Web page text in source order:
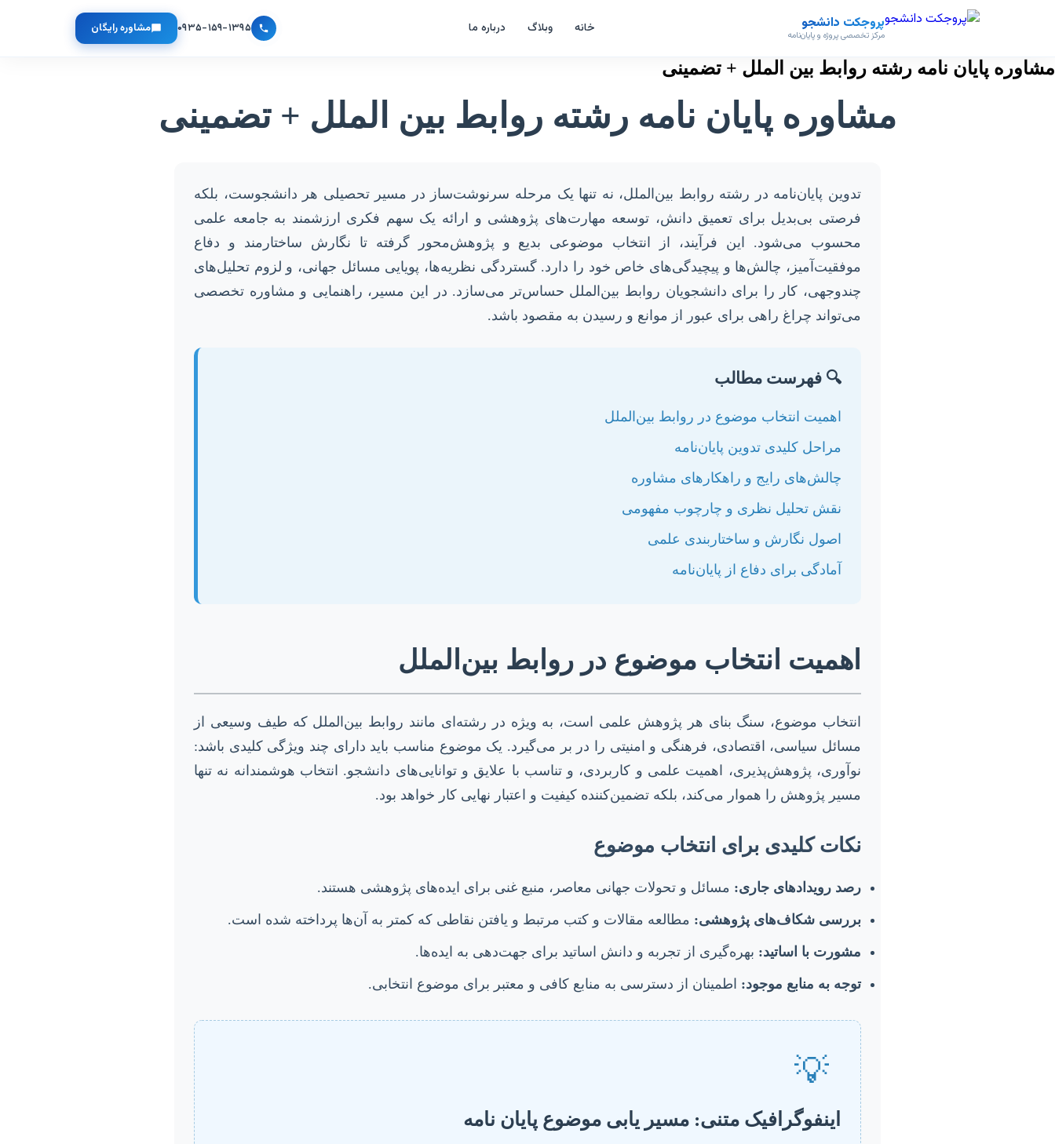
پروجکت دانشجو
مرکز تخصصی پروژه و پایان‌نامه خانه وبلاگ درباره ما ۰۹۳۵-۱۵۹-۱۳۹۵ مشاوره رایگان
مشاوره پایان نامه رشته روابط بین الملل + تضمینی
مشاوره پایان نامه رشته روابط بین الملل + تضمینی
تدوین پایان‌نامه در رشته روابط بین‌الملل، نه تنها یک مرحله سرنوشت‌ساز در مسیر تحصیلی هر دانشجوست، بلکه
فرصتی بی‌بدیل برای تعمیق دانش، توسعه مهارت‌های پژوهشی و ارائه یک سهم فکری ارزشمند به جامعه علمی
محسوب می‌شود. این فرآیند، از انتخاب موضوعی بدیع و پژوهش‌محور گرفته تا نگارش ساختارمند و دفاع
موفقیت‌آمیز، چالش‌ها و پیچیدگی‌های خاص خود را دارد. گستردگی نظریه‌ها، پویایی مسائل جهانی، و لزوم تحلیل‌های
چندوجهی، کار را برای دانشجویان روابط بین‌الملل حساس‌تر می‌سازد. در این مسیر، راهنمایی و مشاوره تخصصی
می‌تواند چراغ راهی برای عبور از موانع و رسیدن به مقصود باشد.
🔍 فهرست مطالب
اهمیت انتخاب موضوع در روابط بین‌الملل
مراحل کلیدی تدوین پایان‌نامه
چالش‌های رایج و راهکارهای مشاوره
نقش تحلیل نظری و چارچوب مفهومی
اصول نگارش و ساختاربندی علمی
آمادگی برای دفاع از پایان‌نامه
اهمیت انتخاب موضوع در روابط بین‌الملل
انتخاب موضوع، سنگ بنای هر پژوهش علمی است، به ویژه در رشته‌ای مانند روابط بین‌الملل که طیف وسیعی از
مسائل سیاسی، اقتصادی، فرهنگی و امنیتی را در بر می‌گیرد. یک موضوع مناسب باید دارای چند ویژگی کلیدی باشد:
نوآوری، پژوهش‌پذیری، اهمیت علمی و کاربردی، و تناسب با علایق و توانایی‌های دانشجو. انتخاب هوشمندانه نه تنها
مسیر پژوهش را هموار می‌کند، بلکه تضمین‌کننده کیفیت و اعتبار نهایی کار خواهد بود.
نکات کلیدی برای انتخاب موضوع
رصد رویدادهای جاری: مسائل و تحولات جهانی معاصر، منبع غنی برای ایده‌های پژوهشی هستند.
بررسی شکاف‌های پژوهشی: مطالعه مقالات و کتب مرتبط و یافتن نقاطی که کمتر به آن‌ها پرداخته شده است.
مشورت با اساتید: بهره‌گیری از تجربه و دانش اساتید برای جهت‌دهی به ایده‌ها.
توجه به منابع موجود: اطمینان از دسترسی به منابع کافی و معتبر برای موضوع انتخابی.
💡
اینفوگرافیک متنی: مسیر یابی موضوع پایان نامه